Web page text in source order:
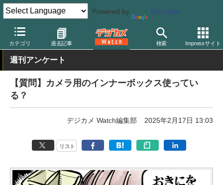
Powered by Translate
カテゴリ 過去記事 検索 Impressサイト
デジカメ Watch 撮影用品 カメラバッグ
週刊アンケート
【質問】カメラ用のインナーボックス使ってい
る？
デジカメ Watch編集部 2025年2月17日 13:03
リスト